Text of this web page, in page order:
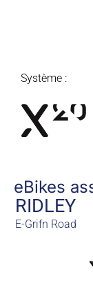
Système :
eBikes
RIDLEY
E-Grifn Road